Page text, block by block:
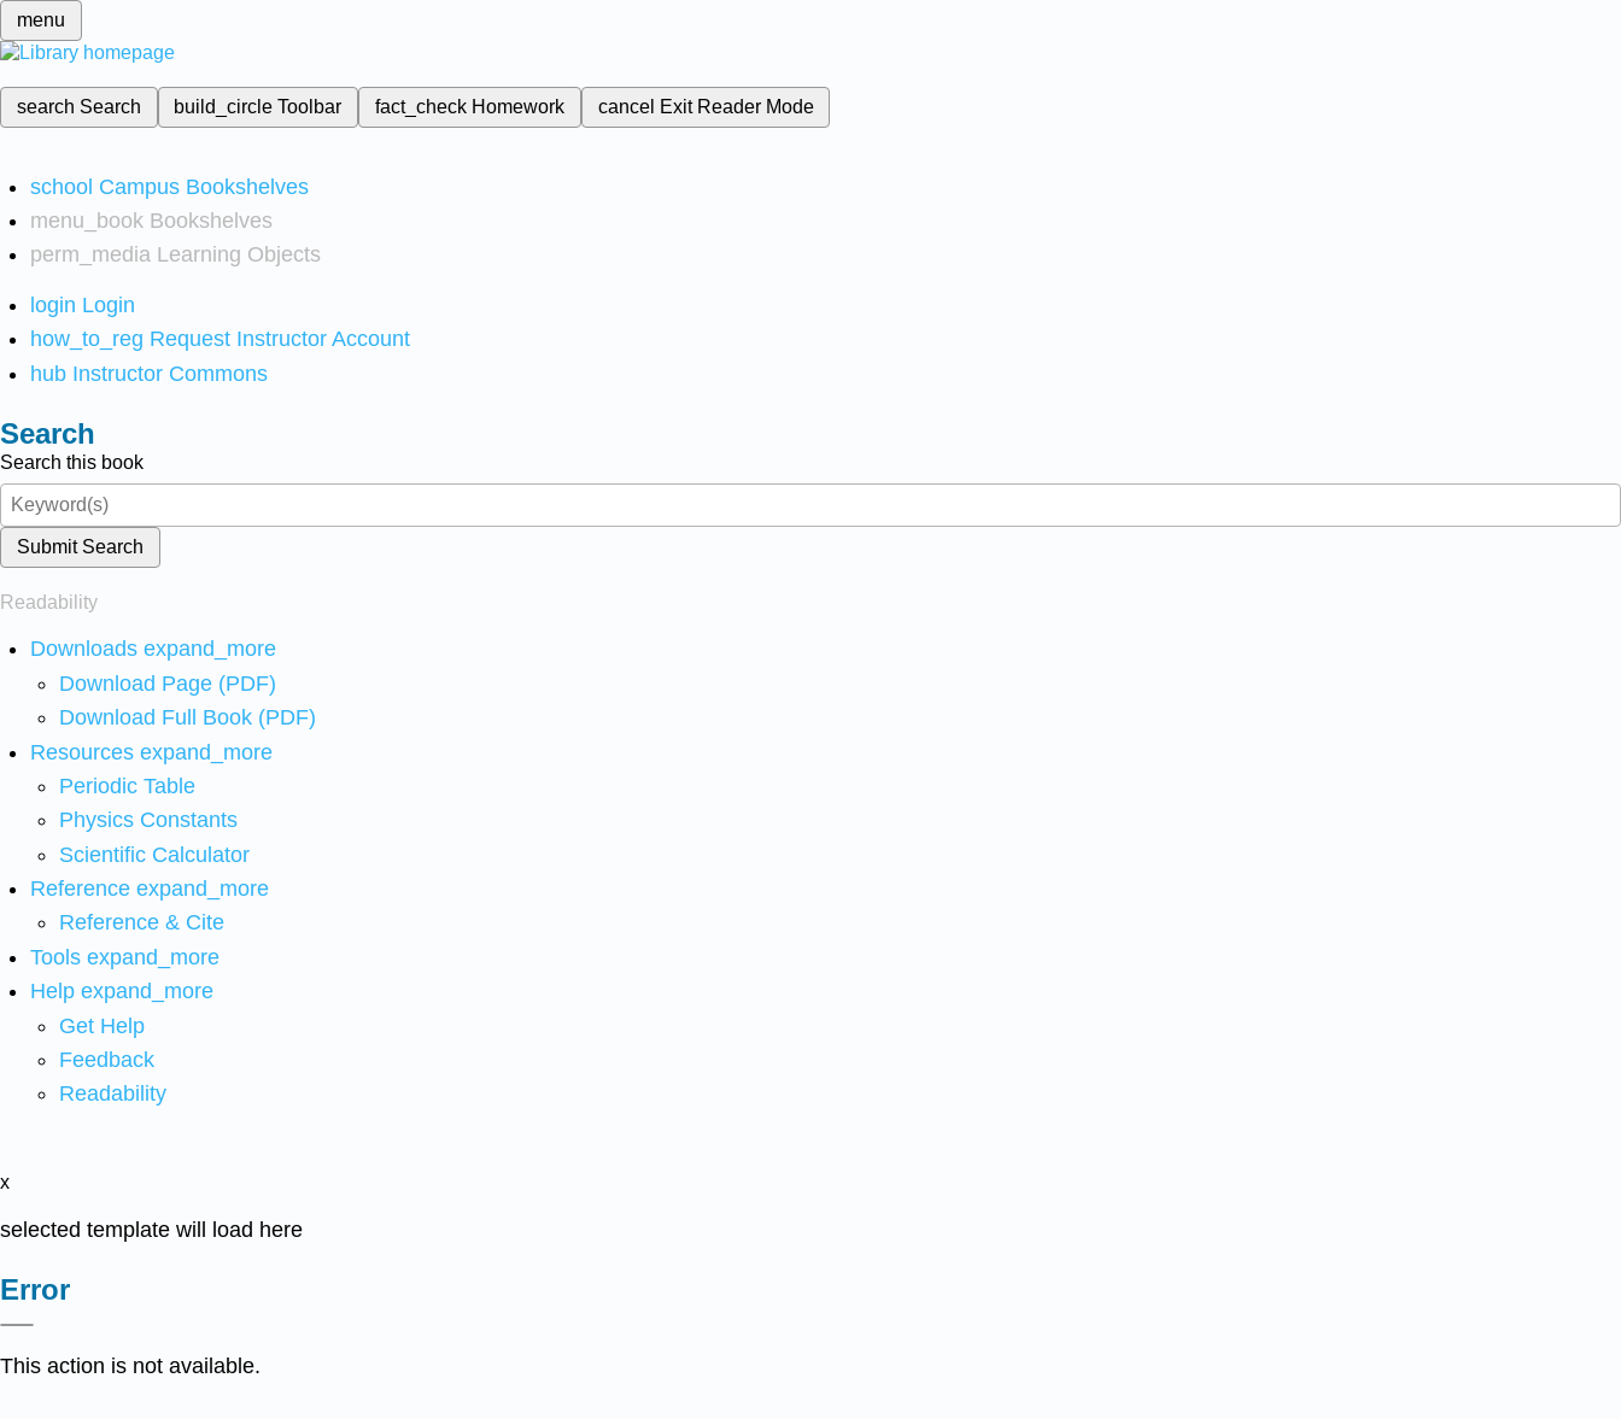
menu
search Search build_circleToolbar fact_check Homework cancel Exit Reader Mode
school Campus Bookshelves
menu_book Bookshelves
perm_media Learning Objects
login Login
how_to_reg Request Instructor Account
hub Instructor Commons
Search
Search this book
Submit Search
Readability
Downloads expand_more
Download Page (PDF)
Download Full Book (PDF)
Resources expand_more
Periodic Table
Physics Constants
Scientific Calculator
Reference expand_more
Reference & Cite
Tools expand_more
Help expand_more
Get Help
Feedback
Readability
x
selected template will load here
Error
This action is not available.